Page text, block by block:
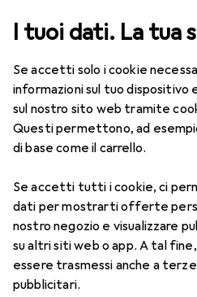
I tuoi dati. La tua
Se accetti solo i cookie
informazioni sul tuo
sul nostro sito web tramite
Questi permettono, ad
di base come il carrello.
Se accetti tutti i cookie, ci
dati per mostrarti offerte
nostro negozio e visualizzare
su altri siti web o app. A tal
essere trasmessi anche a
pubblicitari.
+ Scaldare Elettrodomestici
Macchina da
Prodotti Forum